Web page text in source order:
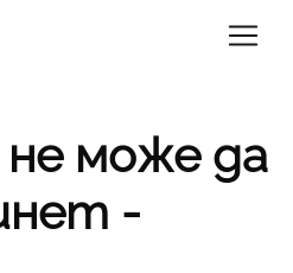
може да
-